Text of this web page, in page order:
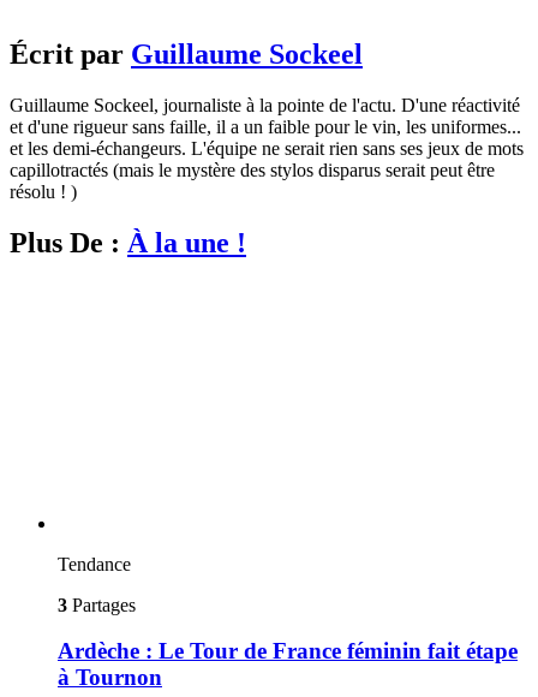
Écrit par Guillaume Sockeel
Guillaume Sockeel, journaliste à la pointe de l'actu. D'une réactivité
et d'une rigueur sans faille, il a un faible pour le vin, les uniformes...
et les demi-échangeurs. L'équipe ne serait rien sans ses jeux de mots
capillotractés (mais le mystère des stylos disparus serait peut être
résolu ! )
Plus De : À la une !
Tendance
3 Partages
Ardèche : Le Tour de France féminin fait étape
à Tournon